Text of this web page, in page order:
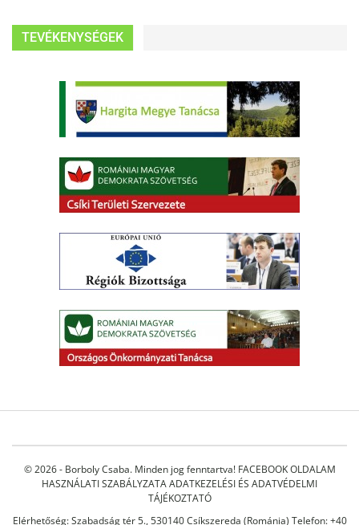
TEVÉKENYSÉGEK
© 2026 - Borboly Csaba. Minden jog fenntartva! FACEBOOK OLDALAM
HASZNÁLATI SZABÁLYZATAADATKEZELÉSI ÉS ADATVÉDELMI
TÁJÉKOZTATÓ
Elérhetőség: Szabadság tér 5., 530140 Csíkszereda (Románia) Telefon: +40